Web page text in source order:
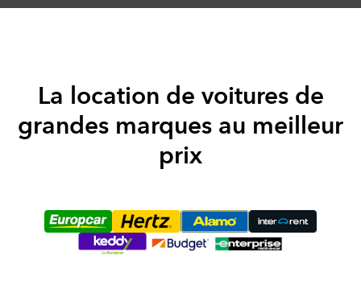
La location de voitures de
grandes marques au meilleur
prix